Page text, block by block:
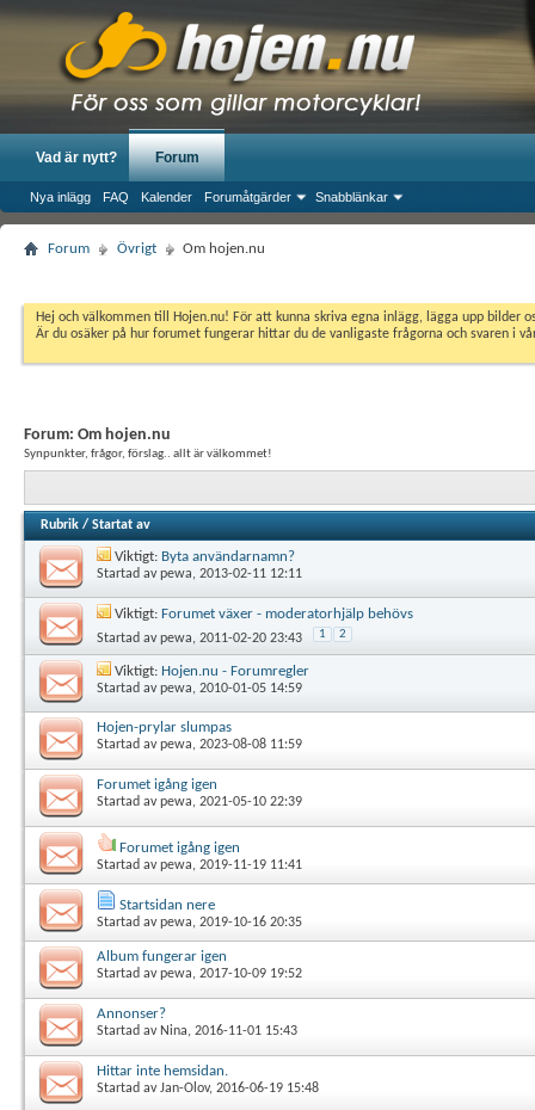
Vad är nytt? Forum
Nya inlägg FAQ Kalender Forumåtgärder Snabblänkar
Forum Övrigt Om hojen.nu
Hej och välkommen till Hojen.nu! För att kunna skriva egna inlägg, lägga upp
Är du osäker på hur forumet fungerar hittar du de vanligaste frågorna och svaren i
Forum: Om hojen.nu
Synpunkter, frågor, förslag.. allt är välkommet!
Rubrik / Startat av
Viktigt: Byta användarnamn?
Startad avpewa, 2013-02-11 12:11
Viktigt: Forumet växer - moderatorhjälp behövs
Startad avpewa, 2011-02-20 23:43 1 2
Viktigt: Hojen.nu - Forumregler
Startad avpewa, 2010-01-05 14:59
Hojen-prylar slumpas
Startad avpewa, 2023-08-08 11:59
Forumet igång igen
Startad avpewa, 2021-05-10 22:39
Forumet igång igen
Startad avpewa, 2019-11-19 11:41
Startsidan nere
Startad avpewa, 2019-10-16 20:35
Album fungerar igen
Startad avpewa, 2017-10-09 19:52
Annonser?
Startad av Nina, 2016-11-01 15:43
Hittar inte hemsidan.
Startad avJan-Olov, 2016-06-19 15:48